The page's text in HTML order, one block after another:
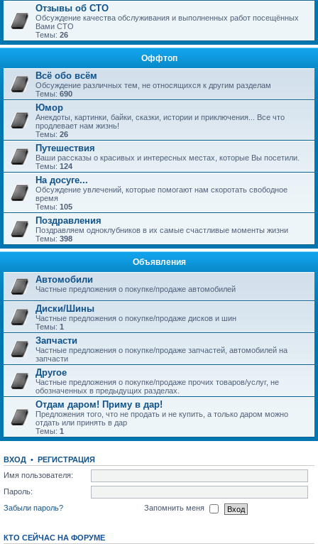
Отзывы об СТО
Обсуждение качества обслуживания и выполненных работ посещённых
Вами СТО
Темы: 26
Оффтоп
Всё обо всём
Обсуждение различных тем, не относящихся к другим разделам
Темы: 690
Юмор
Анекдоты, картинки, байки, сказки, истории и приключения... Все что
продлевает нам жизнь!
Темы: 26
Путешествия
Ваши рассказы о красивых и интересных местах, которые Вы посетили.
Темы: 124
На досуге...
Обсуждение увлечений, которые помогают нам скоротать свободное
время
Темы: 105
Поздравления
Поздравляем одноклубников в их самые счастливые моменты жизни
Темы: 398
Объявления
Автомобили
Частные предложения о покупке/продаже автомобилей
Диски/Шины
Частные предложения о покупке/продаже дисков и шин
Темы: 1
Запчасти
Частные предложения о покупке/продаже запчастей, автомобилей на
запчасти
Другое
Частные предложения о покупке/продаже прочих товаров/услуг, не
обозначенных в предыдущих разделах.
Отдам даром! Приму в дар!
Предложения того, что не продать и не купить, а только даром можно
отдать или принять в дар
Темы: 1
ВХОД • РЕГИСТРАЦИЯ
Имя пользователя:
Пароль:
Забыли пароль?
Запомнить меня
КТО СЕЙЧАС НА ФОРУМЕ